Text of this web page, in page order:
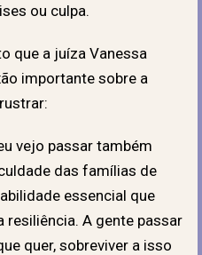
ou culpa.
que a juíza Vanessa
importante sobre a
vejo passar também
das famílias de
essencial que
resiliência. A gente passar
quer, sobreviver a isso